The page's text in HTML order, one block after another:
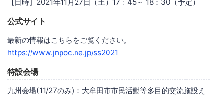
【日時】2021年11月27日（土）17：45～ 18：30（予定）
公式サイト
最新の情報はこちらをご覧ください。
https://www.jnpoc.ne.jp/ss2021
特設会場
九州会場(11/27のみ)：大牟田市市民活動等多目的交流施設え